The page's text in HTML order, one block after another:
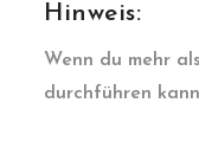
Hinweis:
Wenn du mehr
durchführen